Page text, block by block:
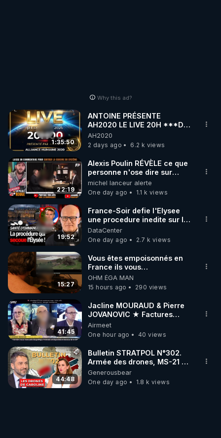
Why this ad?
1:35:50
ANTOINE PRÉSENTE
AH2020 LE LIVE 20H ***DU
06/08/2026***
AH2020
2 days ago
6.2 k views
22:19
Alexis Poulin RÉVÈLE ce que
personne n'ose dire sur
l'Union européenne (C'est
explosif)
michel lanceur alerte
One day ago
1.1 k views
19:52
France-Soir defie l'Elysee
une procedure inedite sur la
sante du president - Nexus
DataCenter
One day ago
2.7 k views
15:27
Vous êtes empoisonnés en
France ils vous
empoisonnent tranquille
OHM ÉGA MAN
15 hours ago
290 views
41:45
Jacline MOURAUD & Pierre
JOVANOVIC ★ Factures
Impayées : Où Est Passé Le
Pognon ?
Airmeet
One hour ago
40 views
44:48
Bulletin STRATPOL N°302.
Armée des drones, MS-21 en
série, missiles coréens.
07.08.2026.
Generousbear
One day ago
1.8 k views